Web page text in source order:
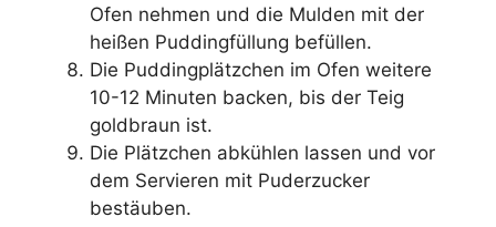
Ofen nehmen und die Mulden mit der
heißen Puddingfüllung befüllen.
Die Puddingplätzchen im Ofen weitere
10-12 Minuten backen, bis der Teig
goldbraun ist.
Die Plätzchen abkühlen lassen und vor
dem Servieren mit Puderzucker
bestäuben.